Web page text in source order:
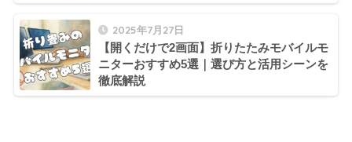
2025年7月27日
【開くだけで2画面】折りたたみモバイルモ
ニターおすすめ5選｜選び方と活用シーンを
徹底解説